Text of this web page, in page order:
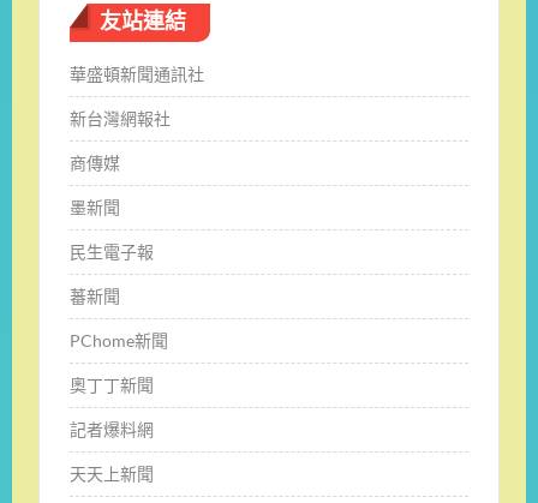
友站連結
華盛頓新聞通訊社
新台灣網報社
商傳媒
墨新聞
民生電子報
蕃新聞
PChome新聞
奧丁丁新聞
記者爆料網
天天上新聞